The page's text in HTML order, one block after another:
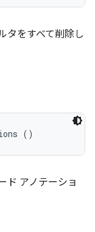
タをすべて削除し
()
ド アノテーショ